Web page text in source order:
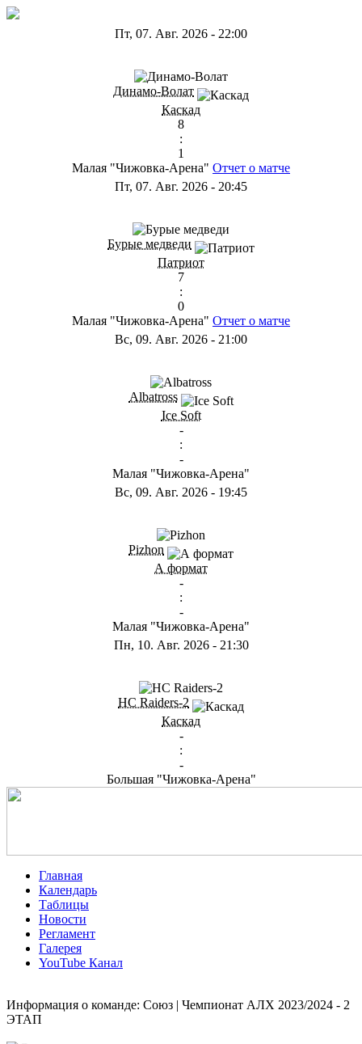
Пт, 07. Авг. 2026 - 22:00
Динамо-Волат
Каскад
8
:
1
Малая "Чижовка-Арена" Отчет о матче
Пт, 07. Авг. 2026 - 20:45
Бурые медведи
Патриот
7
:
0
Малая "Чижовка-Арена" Отчет о матче
Вс, 09. Авг. 2026 - 21:00
Albatross
Ice Soft
-
:
-
Малая "Чижовка-Арена"
Вс, 09. Авг. 2026 - 19:45
Pizhon
А формат
-
:
-
Малая "Чижовка-Арена"
Пн, 10. Авг. 2026- 21:30
HC Raiders-2
Каскад
-
:
-
Большая "Чижовка-Арена"
Главная
Календарь
Таблицы
Новости
Регламент
Галерея
YouTube Канал
Информация о команде: Союз | Чемпионат АЛХ 2023/2024 - 2
ЭТАП